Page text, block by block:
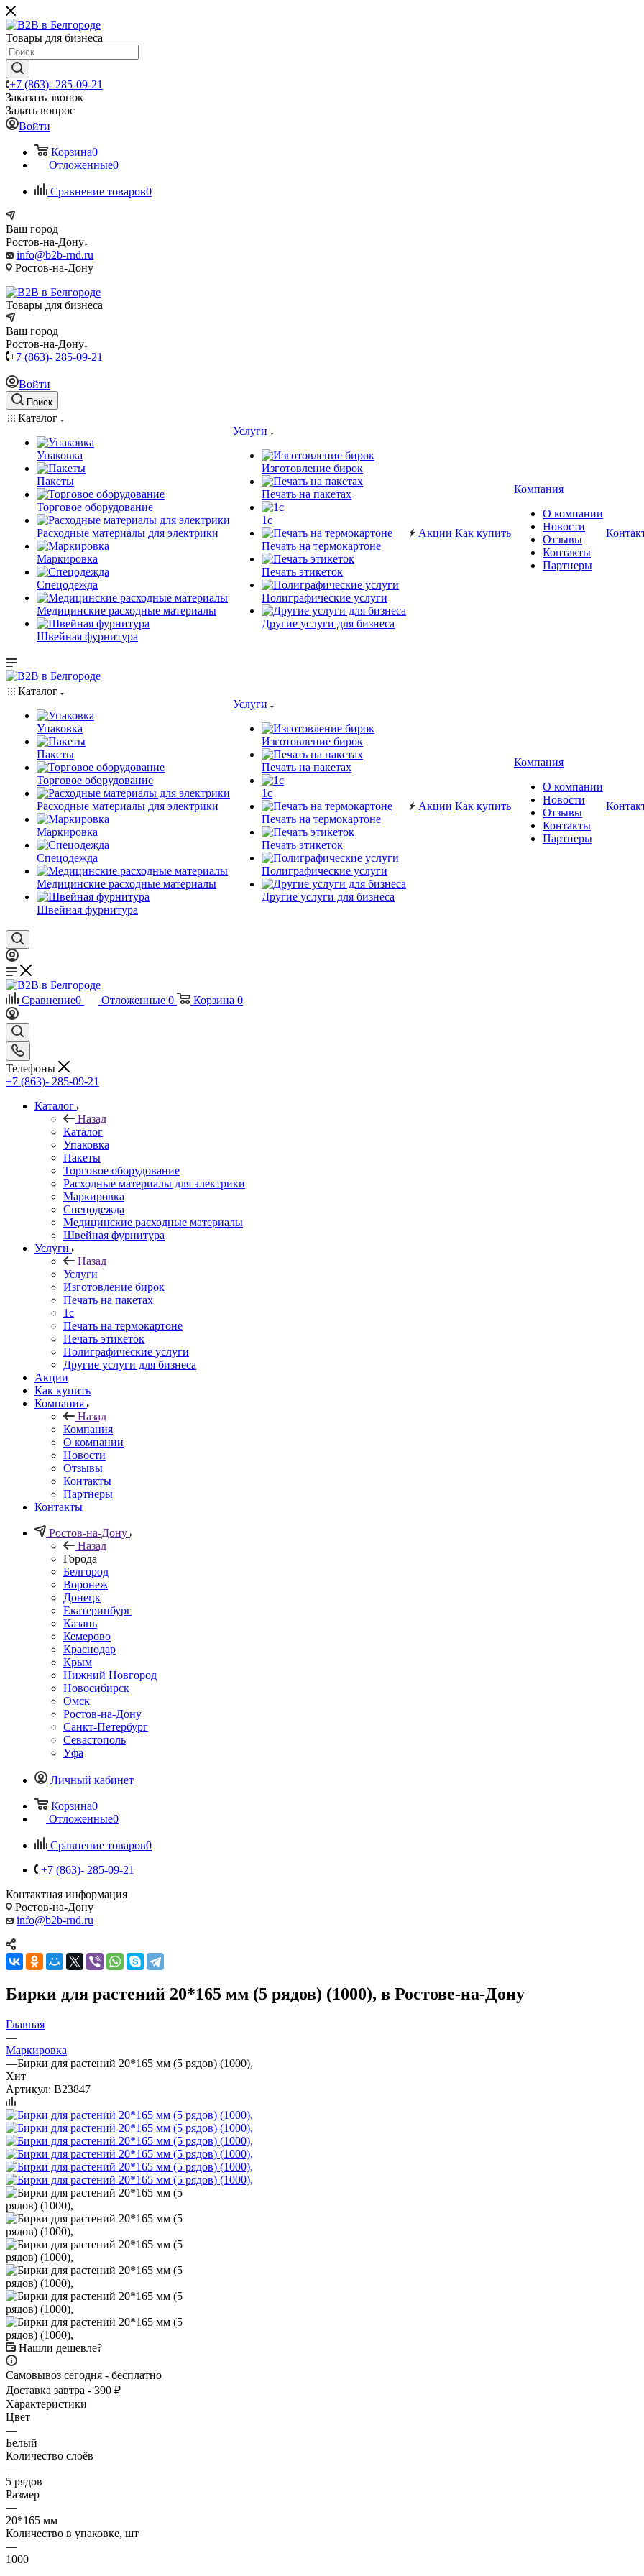
Товары для бизнеса
+7 (863)- 285-09-21
Заказать звонок
Задать вопрос
Войти
Корзина0
Отложенные0
Сравнение товаров0
Ваш город
Ростов-на-Дону
info@b2b-rnd.ru
Ростов-на-Дону
Товары для бизнеса
Ваш город
Ростов-на-Дону
+7 (863)- 285-09-21
Войти
Поиск
Каталог
Упаковка
Пакеты
Торговое оборудование
Расходные материалы для электрики
Маркировка
Спецодежда
Медицинские расходные материалы
Швейная фурнитура
Услуги
Изготовление бирок
Печать на пакетах
1c
Печать на термокартоне
Печать этикеток
Полиграфические услуги
Другие услуги для бизнеса
Акции Как купить
Компания
О компании
Новости
Отзывы
Контакты
Партнеры
Каталог
Упаковка
Пакеты
Торговое оборудование
Расходные материалы для электрики
Маркировка
Спецодежда
Медицинские расходные материалы
Швейная фурнитура
Услуги
Изготовление бирок
Печать на пакетах
1c
Печать на термокартоне
Печать этикеток
Полиграфические услуги
Другие услуги для бизнеса
Акции Как купить
Компания
О компании
Новости
Отзывы
Контакты
Партнеры
Сравнение0 Отложенные 0 Корзина 0
Телефоны
+7 (863)- 285-09-21
Каталог
Назад
Каталог
Упаковка
Пакеты
Торговое оборудование
Расходные материалы для электрики
Маркировка
Спецодежда
Медицинские расходные материалы
Швейная фурнитура
Услуги
Назад
Услуги
Изготовление бирок
Печать на пакетах
1c
Печать на термокартоне
Печать этикеток
Полиграфические услуги
Другие услуги для бизнеса
Акции
Как купить
Компания
Назад
Компания
О компании
Новости
Отзывы
Контакты
Партнеры
Контакты
Ростов-на-Дону
Назад
Города
Белгород
Воронеж
Донецк
Екатеринбург
Казань
Кемерово
Краснодар
Крым
Нижний Новгород
Новосибирск
Омск
Ростов-на-Дону
Санкт-Петербург
Севастополь
Уфа
Личный кабинет
Корзина0
Отложенные0
Сравнение товаров0
+7 (863)- 285-09-21
Контактная информация
Ростов-на-Дону
info@b2b-rnd.ru
Бирки для растений 20*165 мм (5 рядов) (1000), в Ростове-на-Дону
Главная
—
Маркировка
—Бирки для растений 20*165 мм (5 рядов) (1000),
Хит
Артикул: B23847
Нашли дешевле?
Самовывоз сегодня - бесплатно
Доставка завтра - 390 ₽
Характеристики
Цвет
—
Белый
Количество слоёв
—
5 рядов
Размер
—
20*165 мм
Количество в упаковке, шт
—
1000